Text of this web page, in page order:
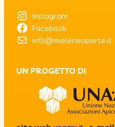
Instagram
Facebook
info@mielerieaperte.it
UN PROGETTO DI